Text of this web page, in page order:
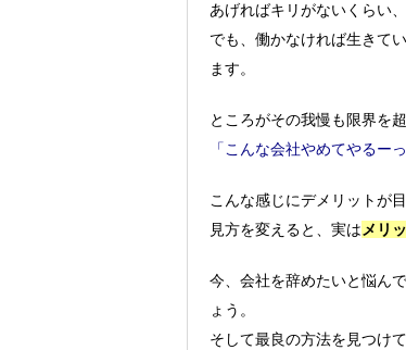
あげればキリがないくらい
でも、働かなければ生きて
ます。
ところがその我慢も限界を
「こんな会社やめてやるーっ
こんな感じにデメリットが
見方を変えると、実は メリ
今、会社を辞めたいと悩ん
ょう。
そして最良の方法を見つけ